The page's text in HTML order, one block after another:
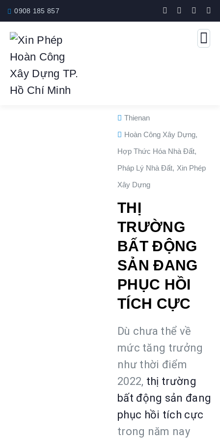
0908 185 857
Thienan
Hoàn Công Xây Dựng,
Hợp Thức Hóa Nhà Đất,
Pháp Lý Nhà Đất, Xin Phép
Xây Dựng
THỊ
TRƯỜNG
BẤT ĐỘNG
SẢN ĐANG
PHỤC HỒI
TÍCH CỰC
Dù chưa thể về
mức tăng trưởng
như thời điểm
2022, thị trường
bất động sản đang
phục hồi tích cực
trong năm nay